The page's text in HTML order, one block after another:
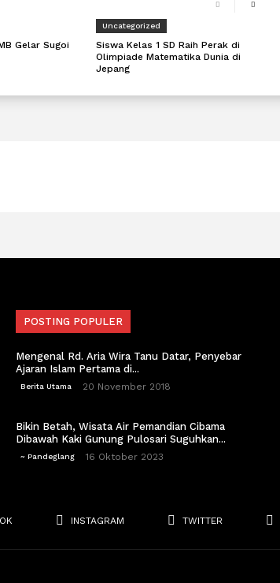
Gelar Sugoi
Uncategorized
Siswa Kelas 1 SD Raih Perak di
Olimpiade Matematika Dunia di
Jepang
POSTING POPULER
Mengenal Rd. Aria Wira Tanu Datar, Penyebar
Ajaran Islam Pertama di...
Berita Utama 20 November 2018
Bikin Betah, Wisata Air Pemandian Cibama
Dibawah Kaki Gunung Pulosari Suguhkan...
~ Pandeglang 16 Oktober 2023
INSTAGRAM TWITTER